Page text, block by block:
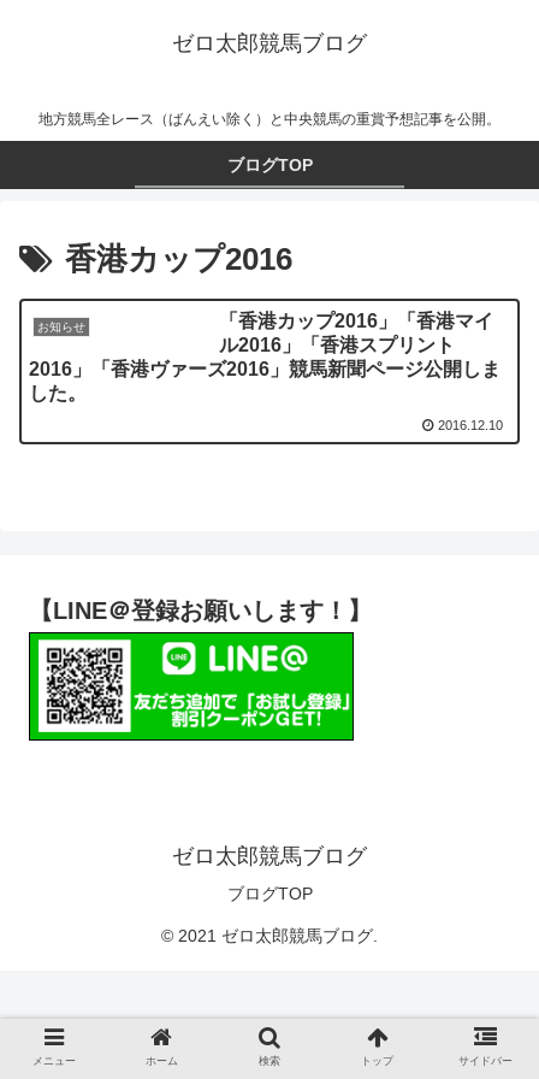
ゼロ太郎競馬ブログ
地方競馬全レース（ばんえい除く）と中央競馬の重賞予想記事を公開。
ブログTOP
香港カップ2016
お知らせ
「香港カップ2016」「香港マイ
ル2016」「香港スプリント
2016」「香港ヴァーズ2016」競馬新聞ページ公開しま
した。
2016.12.10
【LINE＠登録お願いします！】
ゼロ太郎競馬ブログ
ブログTOP
© 2021 ゼロ太郎競馬ブログ.
メニュー ホーム 検索 トップ サイドバー